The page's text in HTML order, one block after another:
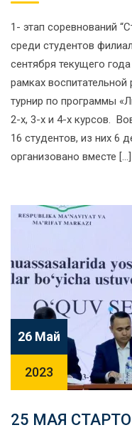
1- этап соревнований
среди студентов
сентября текущего
рамках
турнир по программы
2-х, 3-х и 4-х курсов.
16 студентов, из них 6
организовано вместе […]
26 Май
2023
25 МАЯ